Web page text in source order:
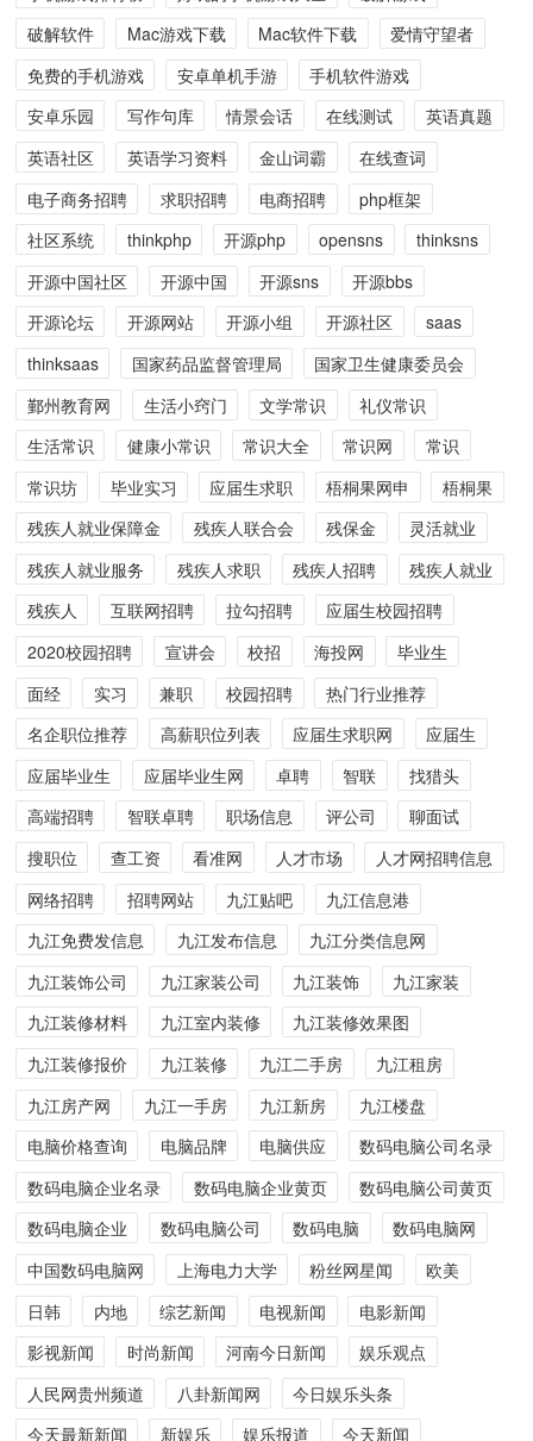
破解软件
Mac游戏下载 Mac软件下载
爱情守望者
免费的手机游戏
安卓单机手游
手机软件游戏
安卓乐园
写作句库 情景会话 在线测试
英语真题
英语社区
英语学习资料 金山词霸
在线查词
电子商务招聘
求职招聘 电商招聘
php框架
社区系统
thinkphp 开源php opensns
thinksns
开源中国社区
开源中国 开源sns
开源bbs
开源论坛
开源网站 开源小组 开源社区
saas
thinksaas
国家药品监督管理局
国家卫生健康委员会
鄞州教育网
生活小窍门 文学常识
礼仪常识
生活常识
健康小常识 常识大全 常识网
常识
常识坊
毕业实习 应届生求职 梧桐果网申
梧桐果
残疾人就业保障金
残疾人联合会 残保金
灵活就业
残疾人就业服务
残疾人求职 残疾人招聘
残疾人就业
残疾人
互联网招聘 拉勾招聘
应届生校园招聘
2020校园招聘
宣讲会 校招 海投网
毕业生
面经
实习 兼职 校园招聘
热门行业推荐
名企职位推荐
高薪职位列表 应届生求职网
应届生
应届毕业生
应届毕业生网 卓聘 智联
找猎头
高端招聘
智联卓聘 职场信息 评公司
聊面试
搜职位
查工资 看准网 人才市场
人才网招聘信息
网络招聘
招聘网站 九江贴吧
九江信息港
九江免费发信息
九江发布信息
九江分类信息网
九江装饰公司
九江家装公司 九江装饰
九江家装
九江装修材料
九江室内装修
九江装修效果图
九江装修报价
九江装修 九江二手房
九江租房
九江房产网
九江一手房 九江新房
九江楼盘
电脑价格查询
电脑品牌 电脑供应
数码电脑公司名录
数码电脑企业名录
数码电脑企业黄页
数码电脑公司黄页
数码电脑企业
数码电脑公司 数码电脑
数码电脑网
中国数码电脑网
上海电力大学 粉丝网星闻
欧美
日韩
内地 综艺新闻 电视新闻
电影新闻
影视新闻
时尚新闻 河南今日新闻
娱乐观点
人民网贵州频道
八卦新闻网
今日娱乐头条
今天最新新闻
新娱乐 娱乐报道 今天新闻